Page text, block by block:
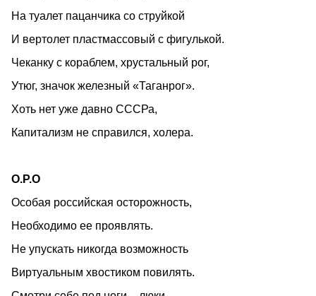
На туалет пацанчика со струйкой
И вертолет пластмассовый с фигулькой.
Чеканку с кораблем, хрустальный рог,
Утюг, значок железный «Таганрог».
Хоть нет уже давно СССРа,
Капитализм не справился, холера.
О.Р.О
Особая российская осторожность,
Необходимо ее проявлять.
Не упускать никогда возможность
Виртуальным хвостиком повилять.